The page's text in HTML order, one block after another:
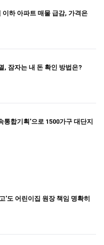
이하 아파트 매물 급감, 가격은
, 잠자는 내 돈 확인 방법은?
통합기획'으로 1500가구 대단지
'도 어린이집 원장 책임 명확히